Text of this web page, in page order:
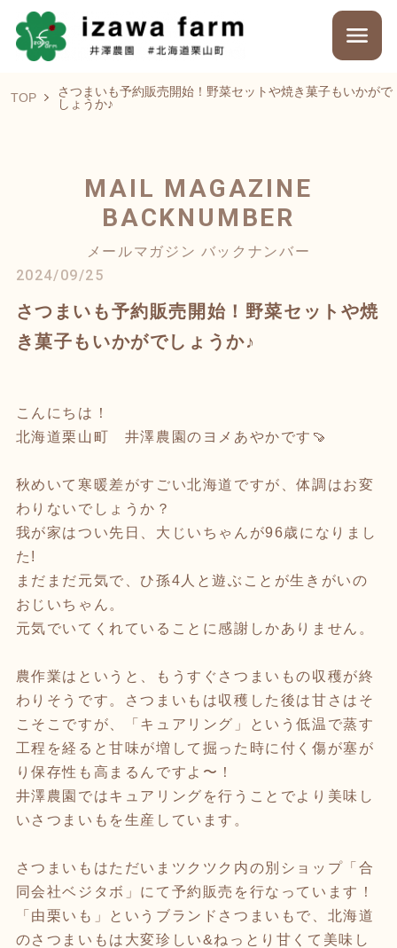
TOP
さつまいも予約販売開始！野菜セットや焼き菓子もいかがで
しょうか♪
MAIL MAGAZINE
BACKNUMBER
メールマガジン バックナンバー
2024/09/25
さつまいも予約販売開始！野菜セットや焼
き菓子もいかがでしょうか♪
こんにちは！
北海道栗山町 井澤農園のヨメあやかです🍠
秋めいて寒暖差がすごい北海道ですが、体調はお変
わりないでしょうか？
我が家はつい先日、大じいちゃんが96歳になりまし
た!
まだまだ元気で、ひ孫4人と遊ぶことが生きがいの
おじいちゃん。
元気でいてくれていることに感謝しかありません。
農作業はというと、もうすぐさつまいもの収穫が終
わりそうです。さつまいもは収穫した後は甘さはそ
こそこですが、「キュアリング」という低温で蒸す
工程を経ると甘味が増して掘った時に付く傷が塞が
り保存性も高まるんですよ〜！
井澤農園ではキュアリングを行うことでより美味し
いさつまいもを生産しています。
さつまいもはただいまツクツク内の別ショップ「合
同会社ベジタボ」にて予約販売を行なっています！
「由栗いも」というブランドさつまいもで、北海道
のさつまいもは大変珍しい&ねっとり甘くて美味し